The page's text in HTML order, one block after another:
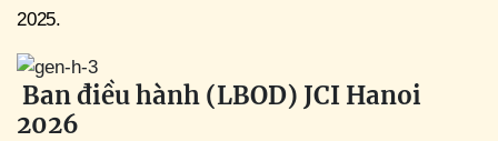
2025.
Ban điều hành (LBOD) JCI Hanoi
2026